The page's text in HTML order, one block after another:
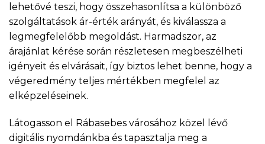
lehetővé teszi, hogy összehasonlítsa a különböző
szolgáltatások ár-érték arányát, és kiválassza a
legmegfelelőbb megoldást. Harmadszor, az
árajánlat kérése során részletesen megbeszélheti
igényeit és elvárásait, így biztos lehet benne, hogy a
végeredmény teljes mértékben megfelel az
elképzeléseinek.
Látogasson el Rábasebes városához közel lévő
digitális nyomdánkba és tapasztalja meg a